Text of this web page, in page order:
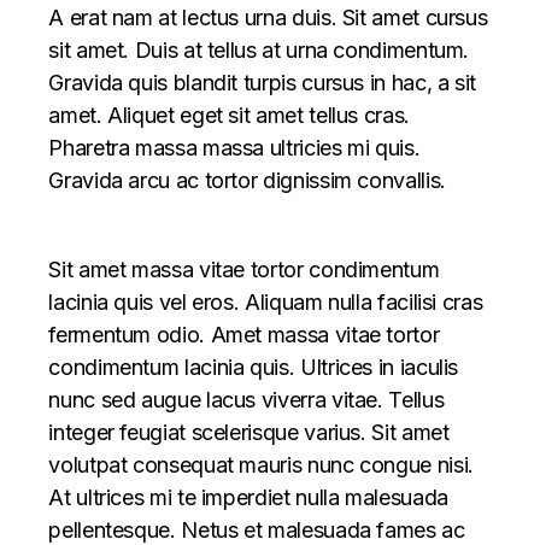
A erat nam at lectus urna duis. Sit amet cursus
sit amet. Duis at tellus at urna condimentum.
Gravida quis blandit turpis cursus in hac, a sit
amet. Aliquet eget sit amet tellus cras.
Pharetra massa massa ultricies mi quis.
Gravida arcu ac tortor dignissim convallis.
Sit amet massa vitae tortor condimentum
lacinia quis vel eros. Aliquam nulla facilisi cras
fermentum odio. Amet massa vitae tortor
condimentum lacinia quis. Ultrices in iaculis
nunc sed augue lacus viverra vitae. Tellus
integer feugiat scelerisque varius. Sit amet
volutpat consequat mauris nunc congue nisi.
At ultrices mi te imperdiet nulla malesuada
pellentesque. Netus et malesuada fames ac